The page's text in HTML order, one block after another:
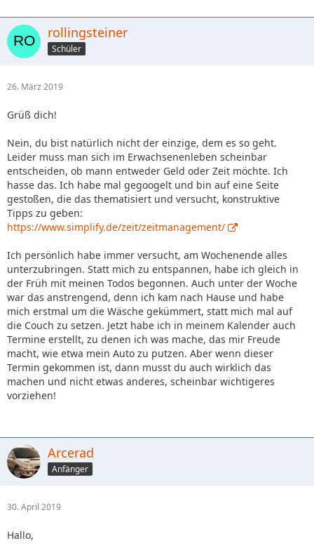
rollingsteiner
Schüler
26. März 2019
Grüß dich!
Nein, du bist natürlich nicht der einzige, dem es so geht.
Leider muss man sich im Erwachsenenleben scheinbar
entscheiden, ob mann entweder Geld oder Zeit möchte. Ich
hasse das. Ich habe mal gegoogelt und bin auf eine Seite
gestoßen, die das thematisiert und versucht, konstruktive
Tipps zu geben:
https://www.simplify.de/zeit/zeitmanagement/
Ich persönlich habe immer versucht, am Wochenende alles
unterzubringen. Statt mich zu entspannen, habe ich gleich in
der Früh mit meinen Todos begonnen. Auch unter der Woche
war das anstrengend, denn ich kam nach Hause und habe
mich erstmal um die Wäsche gekümmert, statt mich mal auf
die Couch zu setzen. Jetzt habe ich in meinem Kalender auch
Termine erstellt, zu denen ich was mache, das mir Freude
macht, wie etwa mein Auto zu putzen. Aber wenn dieser
Termin gekommen ist, dann musst du auch wirklich das
machen und nicht etwas anderes, scheinbar wichtigeres
vorziehen!
Arcerad
Anfänger
30. April 2019
Hallo,